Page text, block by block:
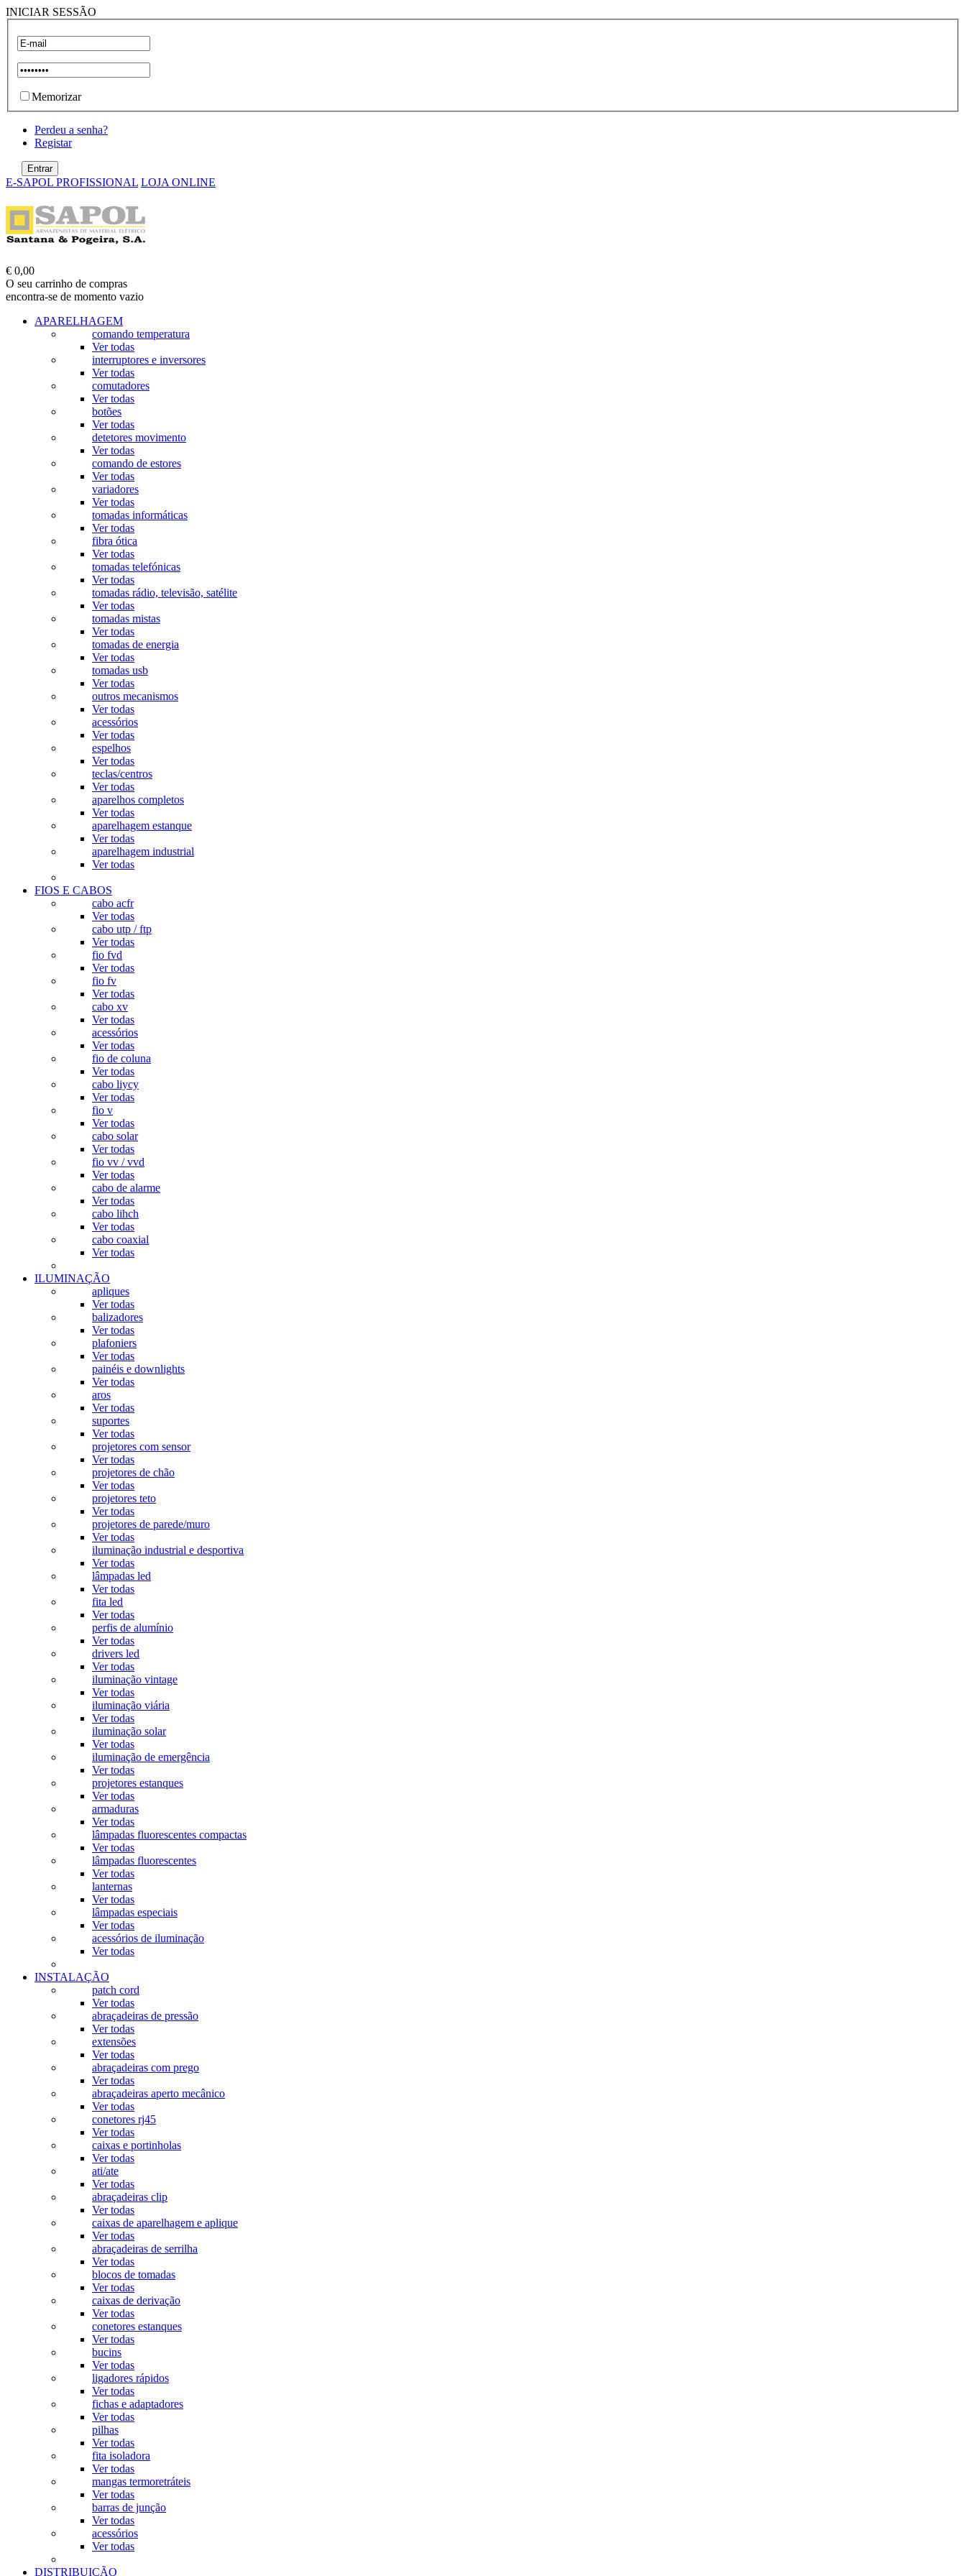
INICIAR SESSÃO
Memorizar
Perdeu a senha?
Registar
E-SAPOL PROFISSIONAL LOJA ONLINE
€ 0,00
O seu carrinho de compras
encontra-se de momento vazio
APARELHAGEM
comando temperatura
Ver todas
interruptores e inversores
Ver todas
comutadores
Ver todas
botões
Ver todas
detetores movimento
Ver todas
comando de estores
Ver todas
variadores
Ver todas
tomadas informáticas
Ver todas
fibra ótica
Ver todas
tomadas telefónicas
Ver todas
tomadas rádio, televisão, satélite
Ver todas
tomadas mistas
Ver todas
tomadas de energia
Ver todas
tomadas usb
Ver todas
outros mecanismos
Ver todas
acessórios
Ver todas
espelhos
Ver todas
teclas/centros
Ver todas
aparelhos completos
Ver todas
aparelhagem estanque
Ver todas
aparelhagem industrial
Ver todas
FIOS E CABOS
cabo acfr
Ver todas
cabo utp / ftp
Ver todas
fio fvd
Ver todas
fio fv
Ver todas
cabo xv
Ver todas
acessórios
Ver todas
fio de coluna
Ver todas
cabo liycy
Ver todas
fio v
Ver todas
cabo solar
Ver todas
fio vv / vvd
Ver todas
cabo de alarme
Ver todas
cabo lihch
Ver todas
cabo coaxial
Ver todas
ILUMINAÇÃO
apliques
Ver todas
balizadores
Ver todas
plafoniers
Ver todas
painéis e downlights
Ver todas
aros
Ver todas
suportes
Ver todas
projetores com sensor
Ver todas
projetores de chão
Ver todas
projetores teto
Ver todas
projetores de parede/muro
Ver todas
iluminação industrial e desportiva
Ver todas
lâmpadas led
Ver todas
fita led
Ver todas
perfis de alumínio
Ver todas
drivers led
Ver todas
iluminação vintage
Ver todas
iluminação viária
Ver todas
iluminação solar
Ver todas
iluminação de emergência
Ver todas
projetores estanques
Ver todas
armaduras
Ver todas
lâmpadas fluorescentes compactas
Ver todas
lâmpadas fluorescentes
Ver todas
lanternas
Ver todas
lâmpadas especiais
Ver todas
acessórios de iluminação
Ver todas
INSTALAÇÃO
patch cord
Ver todas
abraçadeiras de pressão
Ver todas
extensões
Ver todas
abraçadeiras com prego
Ver todas
abraçadeiras aperto mecânico
Ver todas
conetores rj45
Ver todas
caixas e portinholas
Ver todas
ati/ate
Ver todas
abraçadeiras clip
Ver todas
caixas de aparelhagem e aplique
Ver todas
abraçadeiras de serrilha
Ver todas
blocos de tomadas
Ver todas
caixas de derivação
Ver todas
conetores estanques
Ver todas
bucins
Ver todas
ligadores rápidos
Ver todas
fichas e adaptadores
Ver todas
pilhas
Ver todas
fita isoladora
Ver todas
mangas termoretráteis
Ver todas
barras de junção
Ver todas
acessórios
Ver todas
DISTRIBUIÇÃO